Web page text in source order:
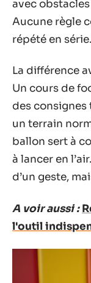
avec
Aucune règle
répété en série.
La différence
Un cours de
des consignes
un terrain
ballon sert à
à lancer en
d’un geste,
A voir aussi :
l'outil